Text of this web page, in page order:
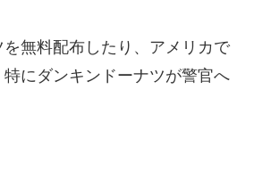
無料配布したり、アメリカで
にダンキンドーナツが警官へ